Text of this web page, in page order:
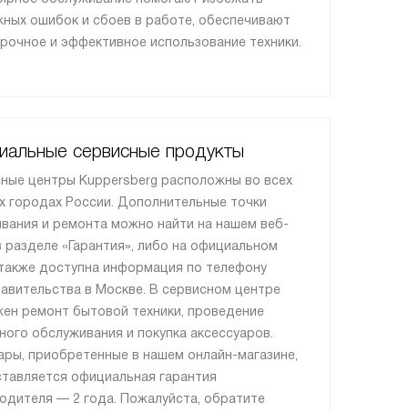
ошибок и сбоев в работе, обеспечивают
и эффективное использование техники.
сервисные продукты
центры Kuppersberg расположны во всех
городах России. Дополнительные точки
и ремонта можно найти на нашем веб-
разделе «Гарантия», либо на официальном
доступна информация по телефону
в Москве. В сервисном центре
ремонт бытовой техники, проведение
обслуживания и покупка аксессуаров.
приобретенные в нашем онлайн-магазине,
официальная гарантия
— 2 года. Пожалуйста, обратите